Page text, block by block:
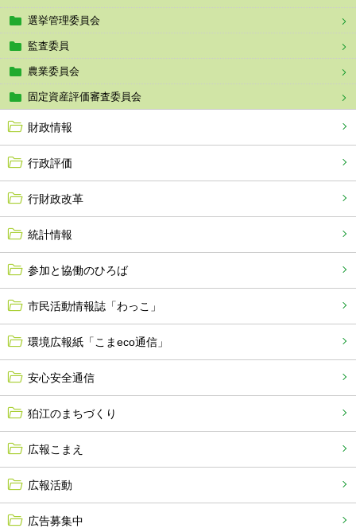
選挙管理委員会
監査委員
農業委員会
固定資産評価審査委員会
財政情報
行政評価
行財政改革
統計情報
参加と協働のひろば
市民活動情報誌「わっこ」
環境広報紙「こまeco通信」
安心安全通信
狛江のまちづくり
広報こまえ
広報活動
広告募集中